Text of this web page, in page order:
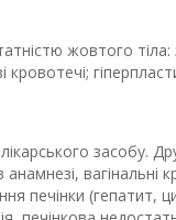
жовтого
засобу.
печінки (гепатит,